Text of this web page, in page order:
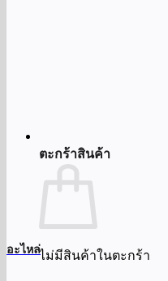
ตะกร้าสินค้า
ไม่มีสินค้าในตะกร้า
อะไหล่